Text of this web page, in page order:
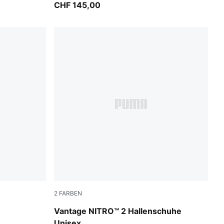
CHF 145,00
2 FARBEN
Vantage NITRO™ 2 Hallenschuhe
Aqua Glow-PUMA Black-Green Glare